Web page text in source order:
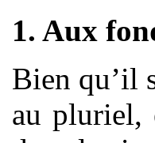
1. Aux
Bien qu’il
au pluriel,